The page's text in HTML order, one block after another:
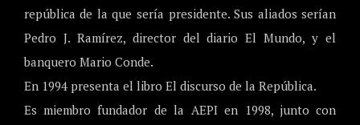
república de la que sería presidente. Sus aliados serían
Pedro J. Ramírez, director del diario El Mundo, y el
banquero Mario Conde.
En 1994 presenta el libro El discurso de la República.
Es miembro fundador de la AEPI en 1998, junto con